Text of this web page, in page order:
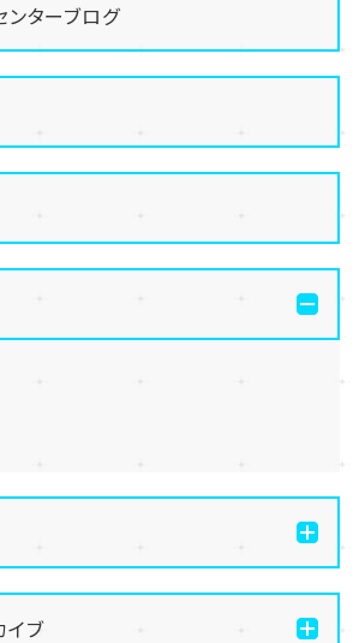
ターブログ
授業で高級感のあるマンゴータルト作り
ブ